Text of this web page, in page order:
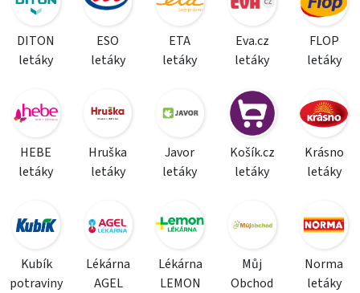
DITON
letáky
ESO
letáky
ETA
letáky
Eva.cz
letáky
FLOP
letáky
HEBE
letáky
Hruška
letáky
Javor
letáky
Košík.cz
letáky
Krásno
letáky
Kubík
potraviny
Lékárna
AGEL
Lékárna
LEMON
Můj
Obchod
Norma
letáky